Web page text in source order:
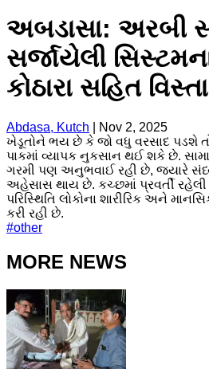
અબડાસા: અરબી
સર્જાયેલી
કોઠારા સહિત
Abdasa, Kutch
Nov 2, 2025
ખેડૂતોને ભય છે કે જો વધુ વરસાદ પડશે
પાકમાં વ્યાપક નુકસાન થઈ શકે છે.
ગરમી પણ અનુભવાઈ રહી છે, જ્યારે
અહેસાસ થાય છે. કચ્છમાં પ્રવર્તી
પરિસ્થિતિ લોકોના શારીરિક અને
કરી રહી છે.
#other
MORE NEWS